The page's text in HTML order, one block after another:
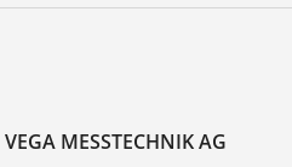
VEGA MESSTECHNIK AG